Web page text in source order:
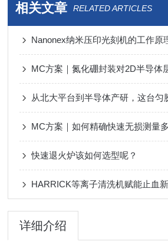
相关文章 RELATED ARTICLES
Nanonex纳米压印光刻机的工作原
快速退火炉该如何选型呢？
详细介绍